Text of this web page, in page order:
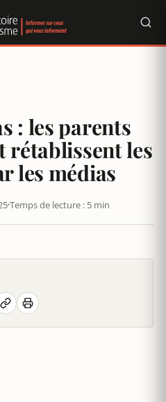
: les parents
rétablissent les
les médias
Temps de lecture : 5 min